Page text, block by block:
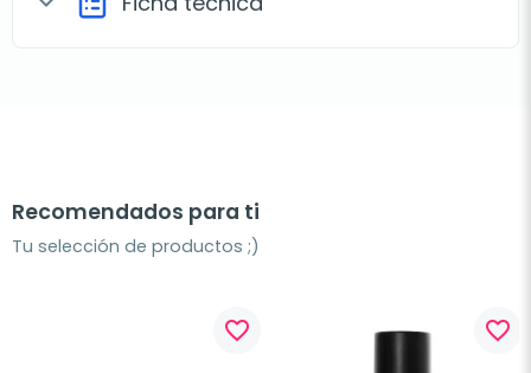
Recomendados para ti
Tu selección de productos ;)
favorite_border favorite_border